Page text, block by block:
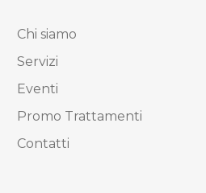
Chi siamo
Servizi
Eventi
Promo Trattamenti
Contatti